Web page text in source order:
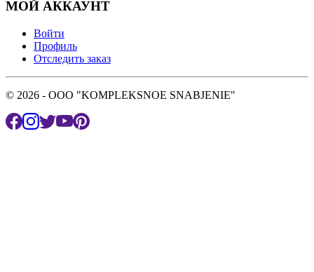
МОЙ АККАУНТ
Войти
Профиль
Отследить заказ
© 2026 - OOO "KOMPLEKSNOE SNABJENIE"